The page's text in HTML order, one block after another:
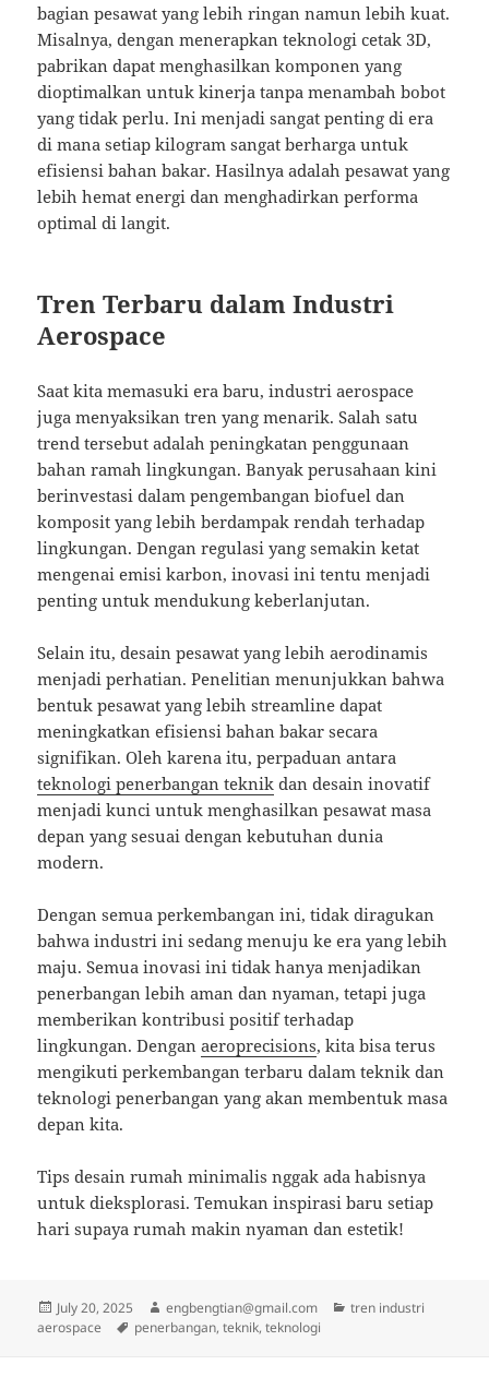
bagian pesawat yang lebih ringan namun lebih kuat.
Misalnya, dengan menerapkan teknologi cetak 3D,
pabrikan dapat menghasilkan komponen yang
dioptimalkan untuk kinerja tanpa menambah bobot
yang tidak perlu. Ini menjadi sangat penting di era
di mana setiap kilogram sangat berharga untuk
efisiensi bahan bakar. Hasilnya adalah pesawat yang
lebih hemat energi dan menghadirkan performa
optimal di langit.
Tren Terbaru dalam Industri
Aerospace
Saat kita memasuki era baru, industri aerospace
juga menyaksikan tren yang menarik. Salah satu
trend tersebut adalah peningkatan penggunaan
bahan ramah lingkungan. Banyak perusahaan kini
berinvestasi dalam pengembangan biofuel dan
komposit yang lebih berdampak rendah terhadap
lingkungan. Dengan regulasi yang semakin ketat
mengenai emisi karbon, inovasi ini tentu menjadi
penting untuk mendukung keberlanjutan.
Selain itu, desain pesawat yang lebih aerodinamis
menjadi perhatian. Penelitian menunjukkan bahwa
bentuk pesawat yang lebih streamline dapat
meningkatkan efisiensi bahan bakar secara
signifikan. Oleh karena itu, perpaduan antara
teknologi penerbangan teknik dan desain inovatif
menjadi kunci untuk menghasilkan pesawat masa
depan yang sesuai dengan kebutuhan dunia
modern.
Dengan semua perkembangan ini, tidak diragukan
bahwa industri ini sedang menuju ke era yang lebih
maju. Semua inovasi ini tidak hanya menjadikan
penerbangan lebih aman dan nyaman, tetapi juga
memberikan kontribusi positif terhadap
lingkungan. Denganaeroprecisions, kita bisa terus
mengikuti perkembangan terbaru dalam teknik dan
teknologi penerbangan yang akan membentuk masa
depan kita.
Tips desain rumah minimalis nggak ada habisnya
untuk dieksplorasi. Temukan inspirasi baru setiap
hari supaya rumah makin nyaman dan estetik!
Posted
on
July 20, 2025 Author
engbengtian@gmail.com Categories
tren industri
aerospace
Tags
penerbangan,teknik,teknologi